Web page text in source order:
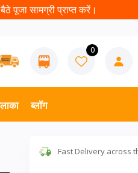
पूजा सामग्री प्राप्त करें।
0
ब्लॉग
Fast Delivery across